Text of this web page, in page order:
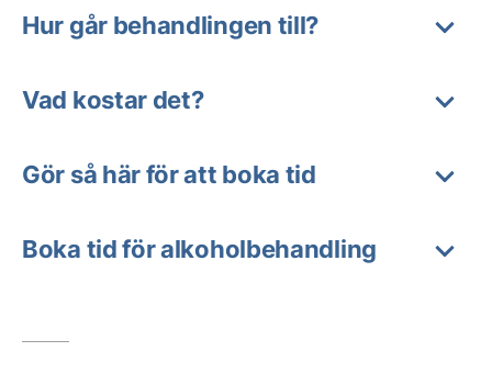
Hur går behandlingen till?
Vad kostar det?
Gör så här för att boka tid
Boka tid för alkoholbehandling